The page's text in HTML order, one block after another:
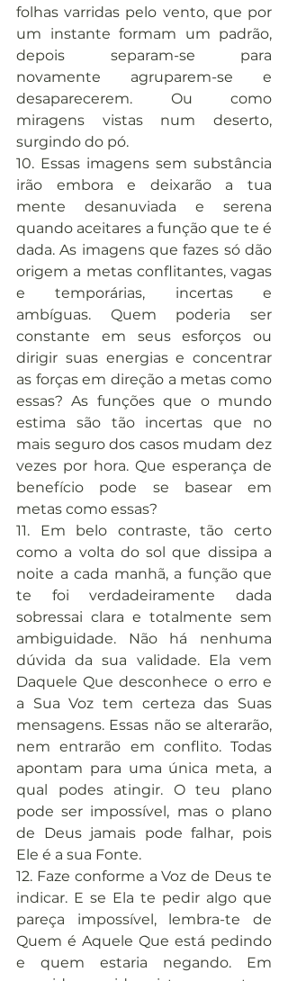
folhas varridas pelo vento, que por
um instante formam um padrão,
depois separam-se para
novamente agruparem-se e
desaparecerem. Ou como
miragens vistas num deserto,
surgindo do pó.
10. Essas imagens sem substância
irão embora e deixarão a tua
mente desanuviada e serena
quando aceitares a função que te é
dada. As imagens que fazes só dão
origem a metas conflitantes, vagas
e temporárias, incertas e
ambíguas. Quem poderia ser
constante em seus esforços ou
dirigir suas energias e concentrar
as forças em direção a metas como
essas? As funções que o mundo
estima são tão incertas que no
mais seguro dos casos mudam dez
vezes por hora. Que esperança de
benefício pode se basear em
metas como essas?
11. Em belo contraste, tão certo
como a volta do sol que dissipa a
noite a cada manhã, a função que
te foi verdadeiramente dada
sobressai clara e totalmente sem
ambiguidade. Não há nenhuma
dúvida da sua validade. Ela vem
Daquele Que desconhece o erro e
a Sua Voz tem certeza das Suas
mensagens. Essas não se alterarão,
nem entrarão em conflito. Todas
apontam para uma única meta, a
qual podes atingir. O teu plano
pode ser impossível, mas o plano
de Deus jamais pode falhar, pois
Ele é a sua Fonte.
12. Faze conforme a Voz de Deus te
indicar. E se Ela te pedir algo que
pareça impossível, lembra-te de
Quem é Aquele Que está pedindo
e quem estaria negando. Em